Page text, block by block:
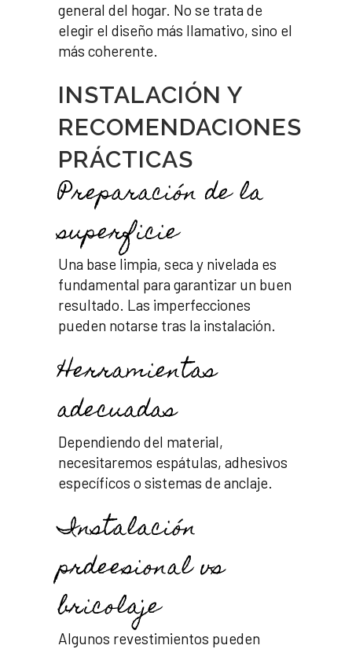
general del hogar. No se trata de
elegir el diseño más llamativo, sino el
más coherente.
INSTALACIÓN Y
RECOMENDACIONES
PRÁCTICAS
Preparación de la
superficie
Una base limpia, seca y nivelada es
fundamental para garantizar un buen
resultado. Las imperfecciones
pueden notarse tras la instalación.
Herramientas
adecuadas
Dependiendo del material,
necesitaremos espátulas, adhesivos
específicos o sistemas de anclaje.
Instalación
prdeesional vs
bricolaje
Algunos revestimientos pueden